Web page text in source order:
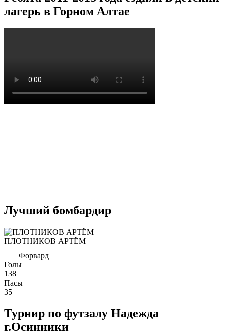
лагерь в Горном Алтае
Лучший бомбардир
ПЛОТНИКОВ АРТЁМ
Форвард
Голы
138
Пасы
35
Турнир по футзалу Надежда
г.Осинники